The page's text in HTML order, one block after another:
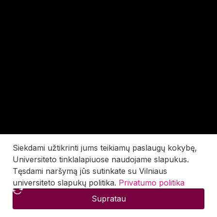
Siekdami užtikrinti jums teikiamų paslaugų kokybę,
Universiteto tinklalapiuose naudojame slapukus.
Tęsdami naršymą jūs sutinkate su Vilniaus
universiteto slapukų politika. Privatumo politika
Supratau